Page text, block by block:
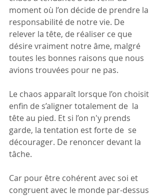
moment où l’on décide de prendre la
responsabilité de notre vie. De
relever la tête, de réaliser ce que
désire vraiment notre âme, malgré
toutes les bonnes raisons que nous
avions trouvées pour ne pas.
Le chaos apparaît lorsque l’on choisit
enfin de s’aligner totalement de  la
tête au pied. Et si l’on n'y prends
garde, la tentation est forte de  se
décourager. De renoncer devant la
tâche.
Car pour être cohérent avec soi et
congruent avec le monde par-dessus